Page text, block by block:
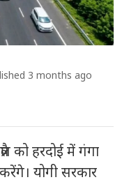
3 months ago
को हरदोई में गंगा
योगी सरकार